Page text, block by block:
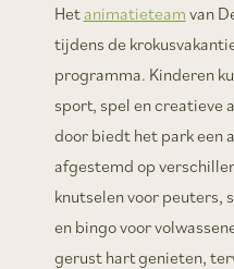
Hetanimatieteam van
tijdens de
programma. Kinderen
sport, spel en creatieve
door biedt het park een
afgestemd op
knutselen voor peuters,
en bingo voor
gerust hart genieten,